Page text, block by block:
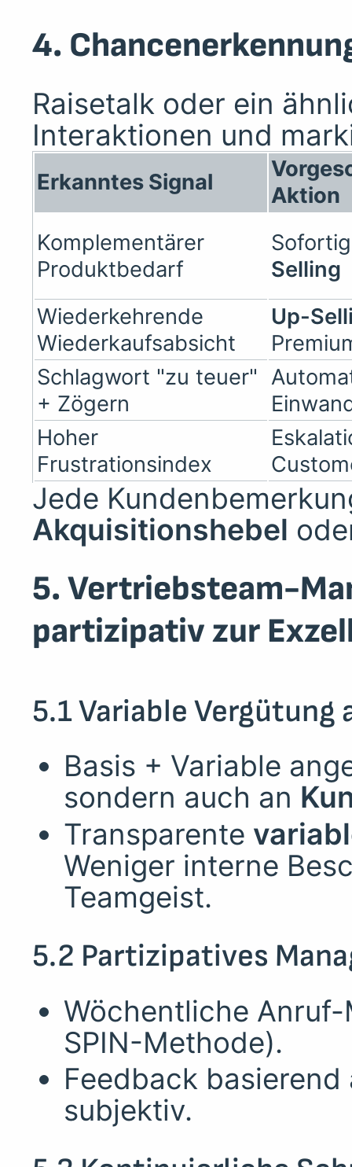
4.
Raisetalk oder ein
Interaktionen und
Erkanntes Signal
Aktion
Komplementärer
Produktbedarf
Selling
Wiederkehrende
Wiederkaufsabsicht
Up-
Schlagwort "zu teuer"
+ Zögern
Hoher
Frustrationsindex
Jede
Akquisitionshebel
5. Vertriebsteam-
partizipativ zur
5.1 Variable Vergütung
Basis + Variable
sondern auch an
Transparente
Weniger interne
Teamgeist.
5.2 Partizipatives
Wöchentliche
SPIN-Methode).
Feedback
subjektiv.